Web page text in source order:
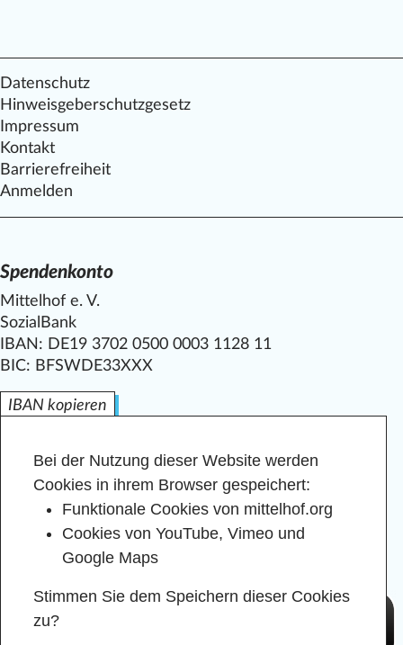
Datenschutz
Hinweisgeberschutzgesetz
Impressum
Kontakt
Barrierefreiheit
Anmelden
Spendenkonto
Mittelhof e. V.
SozialBank
IBAN: DE19 3702 0500 0003 1128 11
BIC: BFSWDE33XXX
IBAN kopieren
Bei der Nutzung dieser Website werden
Cookies in ihrem Browser gespeichert:
Funktionale Cookies von mittelhof.org
Cookies von YouTube, Vimeo und
Google Maps
Stimmen Sie dem Speichern dieser Cookies
zu?